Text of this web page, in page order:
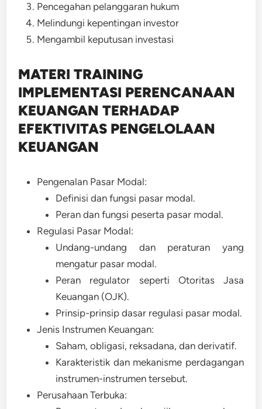
Pencegahan pelanggaran hukum
Melindungi kepentingan investor
Mengambil keputusan investasi
MATERI TRAINING
IMPLEMENTASI PERENCANAAN
KEUANGAN TERHADAP
EFEKTIVITAS PENGELOLAAN
KEUANGAN
Pengenalan Pasar Modal:
Definisi dan fungsi pasar modal.
Peran dan fungsi peserta pasar modal.
Regulasi Pasar Modal:
Undang-undang dan peraturan yang
mengatur pasar modal.
Peran regulator seperti Otoritas Jasa
Keuangan (OJK).
Prinsip-prinsip dasar regulasi pasar modal.
Jenis Instrumen Keuangan:
Saham, obligasi, reksadana, dan derivatif.
Karakteristik dan mekanisme perdagangan
instrumen-instrumen tersebut.
Perusahaan Terbuka: